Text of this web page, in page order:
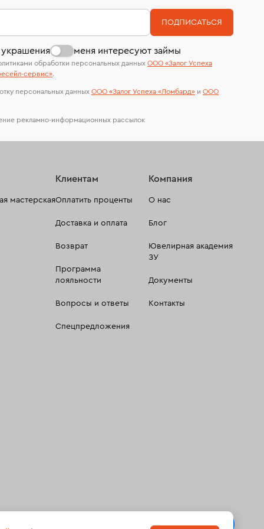
На особо ценные изделия получены
сертификаты МГУ и других геммологических
лабораторий
меня интересуют займы
ПОДПИСАТЬСЯ
обработки персональных данных ООО «Залог Успеха
сервиc».
персональных данных ООО «Залог Успеха «Ломбард» и ООО
рекламно-информационных рассылок
мастерская
Клиентам
Оплатить проценты
Доставка и оплата
Возврат
Программа
лояльности
Вопросы и ответы
Спецпредложения
Компания
О нас
Блог
Ювелирная академия
ЗУ
Документы
Контакты